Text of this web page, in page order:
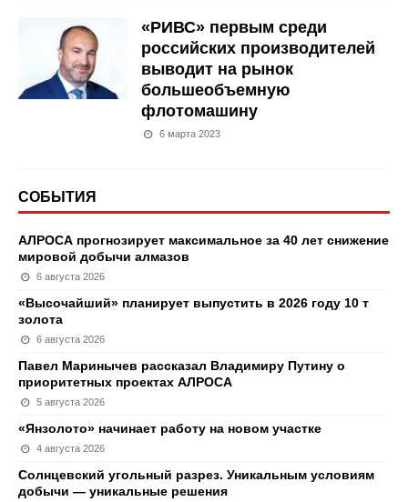
«РИВС» первым среди
российских производителей
выводит на рынок
большеобъемную
флотомашину
6 марта 2023
СОБЫТИЯ
АЛРОСА прогнозирует максимальное за 40 лет снижение
мировой добычи алмазов
6 августа 2026
«Высочайший» планирует выпустить в 2026 году 10 т
золота
6 августа 2026
Павел Маринычев рассказал Владимиру Путину о
приоритетных проектах АЛРОСА
5 августа 2026
«Янзолото» начинает работу на новом участке
4 августа 2026
Солнцевский угольный разрез. Уникальным условиям
добычи — уникальные решения